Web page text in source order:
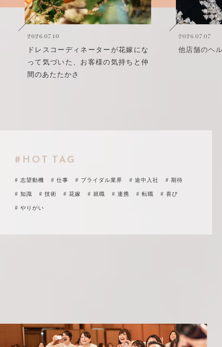
2026.07.10
ドレスコーディネーターが花嫁にな
って気づいた、お客様の気持ちと仲
間のあたたかさ
2026.07.07
他店舗のヘ
#HOT TAG
# 志望動機 # 仕事 # ブライダル業界 # 途中入社 # 期待
# 知識 # 技術 # 花嫁 # 就職 # 連携 # 転職 # 喜び
# やりがい